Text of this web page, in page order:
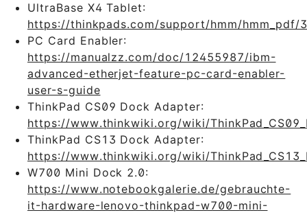
UltraBase X4 Tablet:
https://thinkpads.com/support/hmm/hmm_pdf/
PC Card Enabler:
https://manualzz.com/doc/12455987/ibm-
advanced-etherjet-feature-pc-card-enabler-
user-s-guide
ThinkPad CS09 Dock Adapter:
https://www.thinkwiki.org/wiki/
ThinkPad CS13 Dock Adapter:
https://www.thinkwiki.org/wiki/
W700 Mini Dock 2.0:
https://www.notebookgalerie.de/gebrauchte-
it-hardware-lenovo-thinkpad-w700-mini-